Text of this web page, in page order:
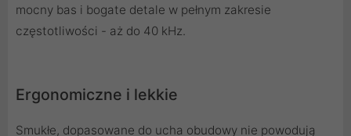
mocny bas i bogate detale w pełnym zakresie
częstotliwości - aż do 40 kHz.
Ergonomiczne i lekkie
Smukłe, dopasowane do ucha obudowy nie powodują